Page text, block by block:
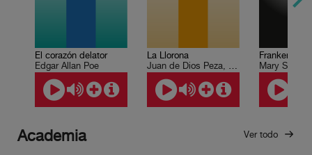
El corazón delator
Edgar Allan Poe
La Llorona
Juan de Dios Peza, Vicente Riva Palacio
Frankenstein
Mary Shelley
Academia Ver todo